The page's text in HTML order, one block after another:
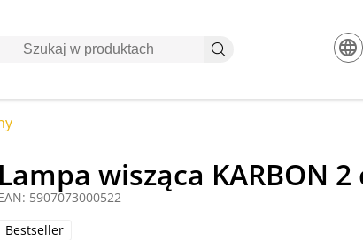
Lampa wisząca KARBON
5907073000522
Bestseller